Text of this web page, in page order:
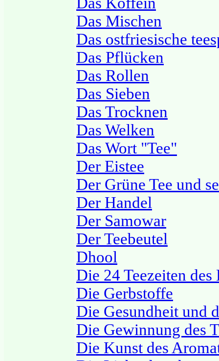
Das Mischen
Das ostfriesische
Das Pflücken
Das Rollen
Das Sieben
Das Trocknen
Das Welken
Das Wort "Tee"
Der Eistee
Der Grüne Tee und
Der Handel
Der Samowar
Der Teebeutel
Dhool
Die 24 Teezeiten
Die Gerbstoffe
Die Gesundheit und
Die Gewinnung des
Die Kunst des